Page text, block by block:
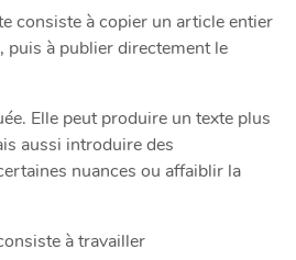
consiste à copier un article entier
puis à publier directement le
Elle peut produire un texte plus
aussi introduire des
nuances ou affaiblir la
à travailler